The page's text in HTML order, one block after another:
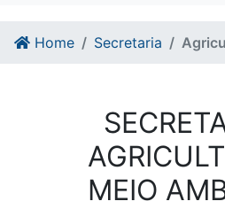
Home Secretaria
MEIO